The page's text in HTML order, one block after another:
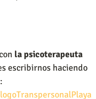
la psicoterapeuta
escribirnos haciendo